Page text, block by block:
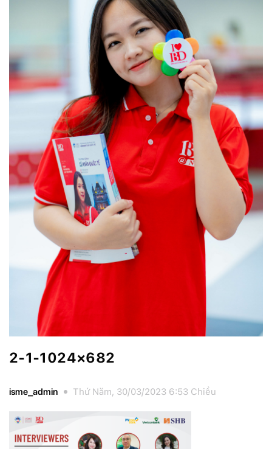
2-1-1024×682
isme_admin Thứ Năm, 30/03/2023 6:53 Chiều